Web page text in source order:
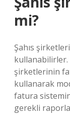
mi?
Şahıs
kullanabilirler.
şirketlerinin
kullanarak
fatura
gerekli